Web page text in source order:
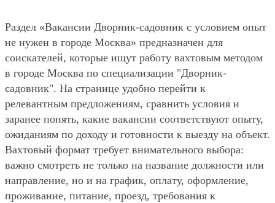
Раздел «Вакансии Дворник-садовник с условием опыт
не нужен в городе Москва» предназначен для
соискателей, которые ищут работу вахтовым методом
в городе Москва по специализации "Дворник-
садовник". На странице удобно перейти к
релевантным предложениям, сравнить условия и
заранее понять, какие вакансии соответствуют опыту,
ожиданиям по доходу и готовности к выезду на объект.
Вахтовый формат требует внимательного выбора:
важно смотреть не только на название должности или
направление, но и на график, оплату, оформление,
проживание, питание, проезд, требования к